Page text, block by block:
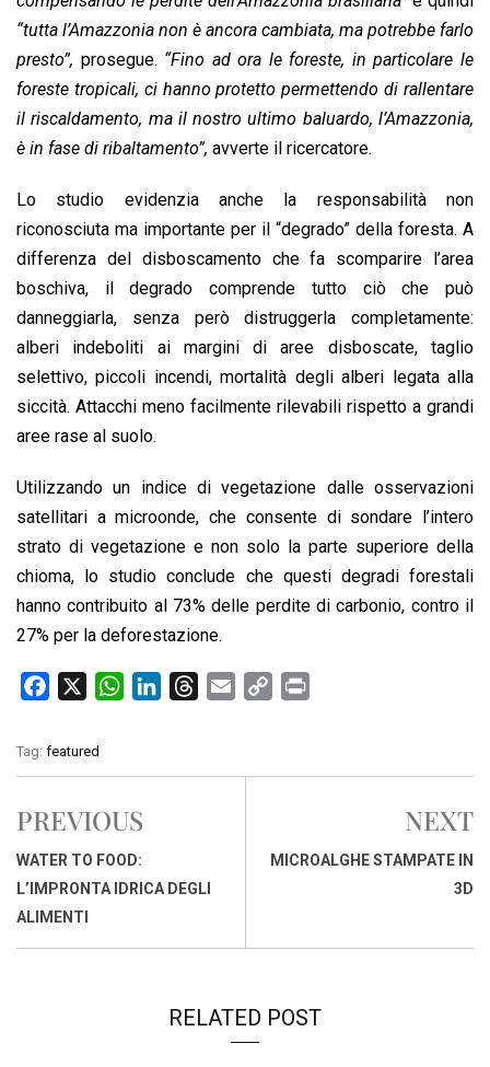
“tutta l’Amazzonia non è ancora cambiata, ma potrebbe farlo
presto”, prosegue. “Fino ad ora le foreste, in particolare le
foreste tropicali, ci hanno protetto permettendo di rallentare
il riscaldamento, ma il nostro ultimo baluardo, l’Amazzonia,
è in fase di ribaltamento”, avverte il ricercatore.
Lo studio evidenzia anche la responsabilità non
riconosciuta ma importante per il “degrado” della foresta. A
differenza del disboscamento che fa scomparire l’area
boschiva, il degrado comprende tutto ciò che può
danneggiarla, senza però distruggerla completamente:
alberi indeboliti ai margini di aree disboscate, taglio
selettivo, piccoli incendi, mortalità degli alberi legata alla
siccità. Attacchi meno facilmente rilevabili rispetto a grandi
aree rase al suolo.
Utilizzando un indice di vegetazione dalle osservazioni
satellitari a microonde, che consente di sondare l’intero
strato di vegetazione e non solo la parte superiore della
chioma, lo studio conclude che questi degradi forestali
hanno contribuito al 73% delle perdite di carbonio, contro il
27% per la deforestazione.
c
e
o
o
k
W
t
A
p
p
k
n
e
i
y
n
n
Tag: featured
PREVIOUS
WATER TO FOOD:
L’IMPRONTA IDRICA DEGLI
ALIMENTI
NEXT
MICROALGHE STAMPATE IN
3D
RELATED POST